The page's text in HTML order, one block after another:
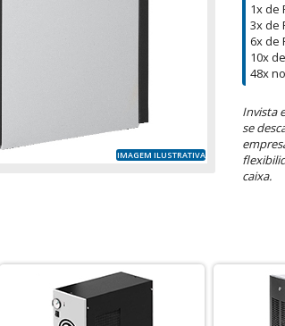
IMAGEM ILUSTRATIVA
1x de
3x de
6x de
10x
48x
Invista
se
caixa.